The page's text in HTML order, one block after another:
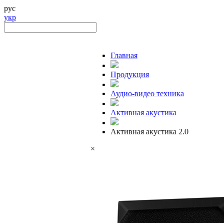
рус
укр
Главная
Продукция
Аудио-видео техника
Активная акустика
Активная акустика 2.0
×